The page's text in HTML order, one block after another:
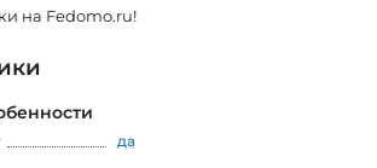
на Fedomo.ru!
да